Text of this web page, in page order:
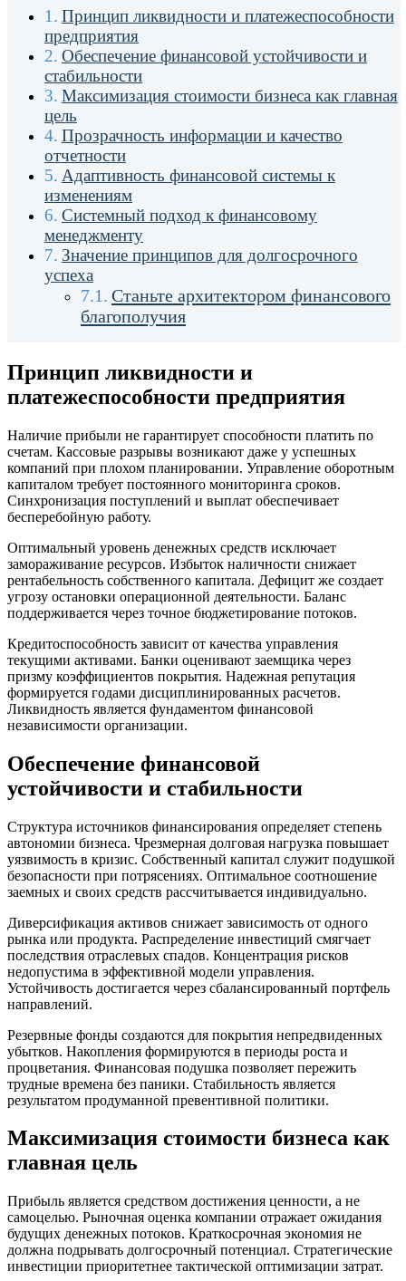
Принцип ликвидности и платежеспособности
предприятия
Обеспечение финансовой устойчивости и
стабильности
Максимизация стоимости бизнеса как главная
цель
Прозрачность информации и качество
отчетности
Адаптивность финансовой системы к
изменениям
Системный подход к финансовому
менеджменту
Значение принципов для долгосрочного
успеха
Станьте архитектором финансового
благополучия
Принцип ликвидности и
платежеспособности предприятия
Наличие прибыли не гарантирует способности платить по
счетам. Кассовые разрывы возникают даже у успешных
компаний при плохом планировании. Управление оборотным
капиталом требует постоянного мониторинга сроков.
Синхронизация поступлений и выплат обеспечивает
бесперебойную работу.
Оптимальный уровень денежных средств исключает
замораживание ресурсов. Избыток наличности снижает
рентабельность собственного капитала. Дефицит же создает
угрозу остановки операционной деятельности. Баланс
поддерживается через точное бюджетирование потоков.
Кредитоспособность зависит от качества управления
текущими активами. Банки оценивают заемщика через
призму коэффициентов покрытия. Надежная репутация
формируется годами дисциплинированных расчетов.
Ликвидность является фундаментом финансовой
независимости организации.
Обеспечение финансовой
устойчивости и стабильности
Структура источников финансирования определяет степень
автономии бизнеса. Чрезмерная долговая нагрузка повышает
уязвимость в кризис. Собственный капитал служит подушкой
безопасности при потрясениях. Оптимальное соотношение
заемных и своих средств рассчитывается индивидуально.
Диверсификация активов снижает зависимость от одного
рынка или продукта. Распределение инвестиций смягчает
последствия отраслевых спадов. Концентрация рисков
недопустима в эффективной модели управления.
Устойчивость достигается через сбалансированный портфель
направлений.
Резервные фонды создаются для покрытия непредвиденных
убытков. Накопления формируются в периоды роста и
процветания. Финансовая подушка позволяет пережить
трудные времена без паники. Стабильность является
результатом продуманной превентивной политики.
Максимизация стоимости бизнеса как
главная цель
Прибыль является средством достижения ценности, а не
самоцелью. Рыночная оценка компании отражает ожидания
будущих денежных потоков. Краткосрочная экономия не
должна подрывать долгосрочный потенциал. Стратегические
инвестиции приоритетнее тактической оптимизации затрат.